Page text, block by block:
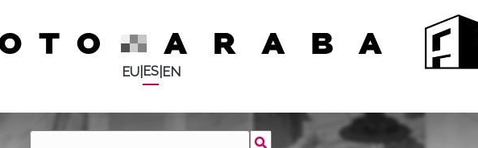
EU| ES| EN